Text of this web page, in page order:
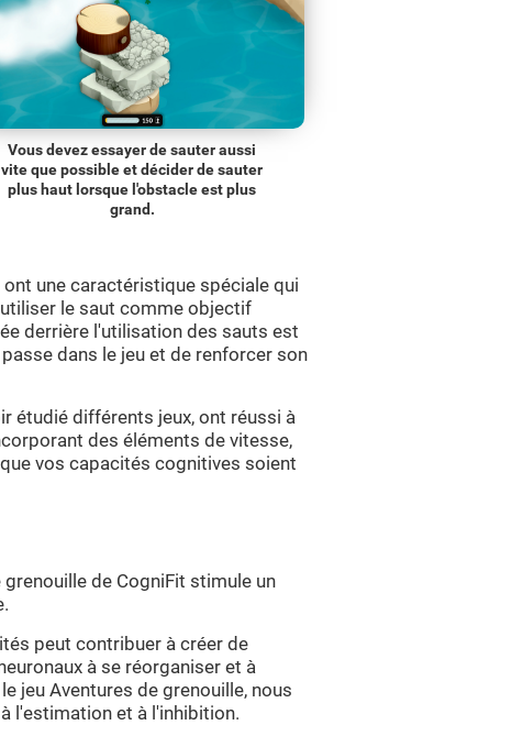
Vous devez essayer de sauter aussi
vite que possible et décider de sauter
plus haut lorsque l'obstacle est plus
grand.
une caractéristique spéciale qui
le saut comme objectif
derrière l'utilisation des sauts est
dans le jeu et de renforcer son
étudié différents jeux, ont réussi à
des éléments de vitesse,
vos capacités cognitives soient
de CogniFit stimule un
peut contribuer à créer de
à se réorganiser et à
jeu Aventures de grenouille, nous
l'estimation et à l'inhibition.